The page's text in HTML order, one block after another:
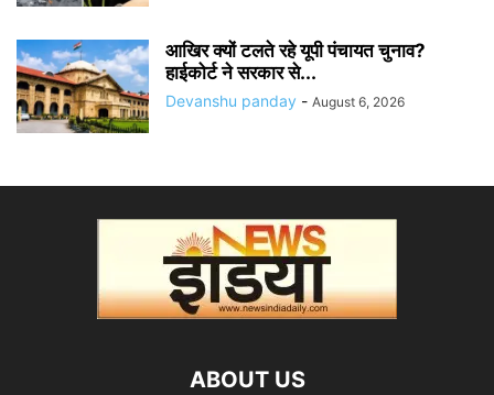
आखिर क्यों टलते रहे यूपी पंचायत चुनाव?
हाईकोर्ट ने सरकार से...
Devanshu panday - August 6, 2026
ABOUT US